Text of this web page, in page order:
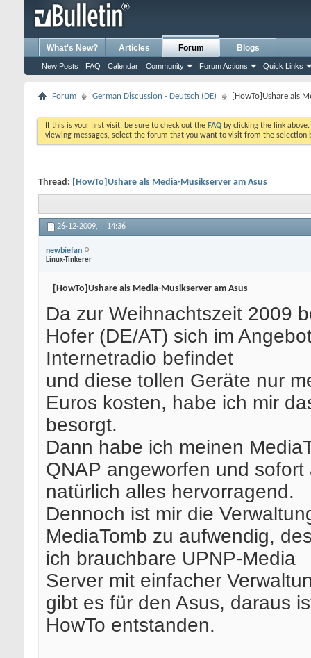
What's New? Articles Forum
New Posts FAQ Calendar Community Forum Actions Quick Links
Blogs
Forum German Discussion - Deutsch (DE) [HowTo]Ushare als
If this is your first visit, be sure to check out the FAQ by clicking the link
viewing messages, select the forum that you want to visit from the selection
Thread: [HowTo]Ushare als Media-Musikserver am Asus
26-12-2009, 14:36
newbiefan
Linux-Tinkerer
[HowTo]Ushare als Media-Musikserver am Asus
Da zur Weihnachtszeit 2009
Hofer (DE/AT) sich im
Internetradio befindet
und diese tollen Geräte nur
Euros kosten, habe ich mir
besorgt.
Dann habe ich meinen
QNAP angeworfen und sofort
natürlich alles hervorragend.
Dennoch ist mir die
MediaTomb zu aufwendig,
ich brauchbare UPNP-Media
Server mit einfacher
gibt es für den Asus, daraus
HowTo entstanden.